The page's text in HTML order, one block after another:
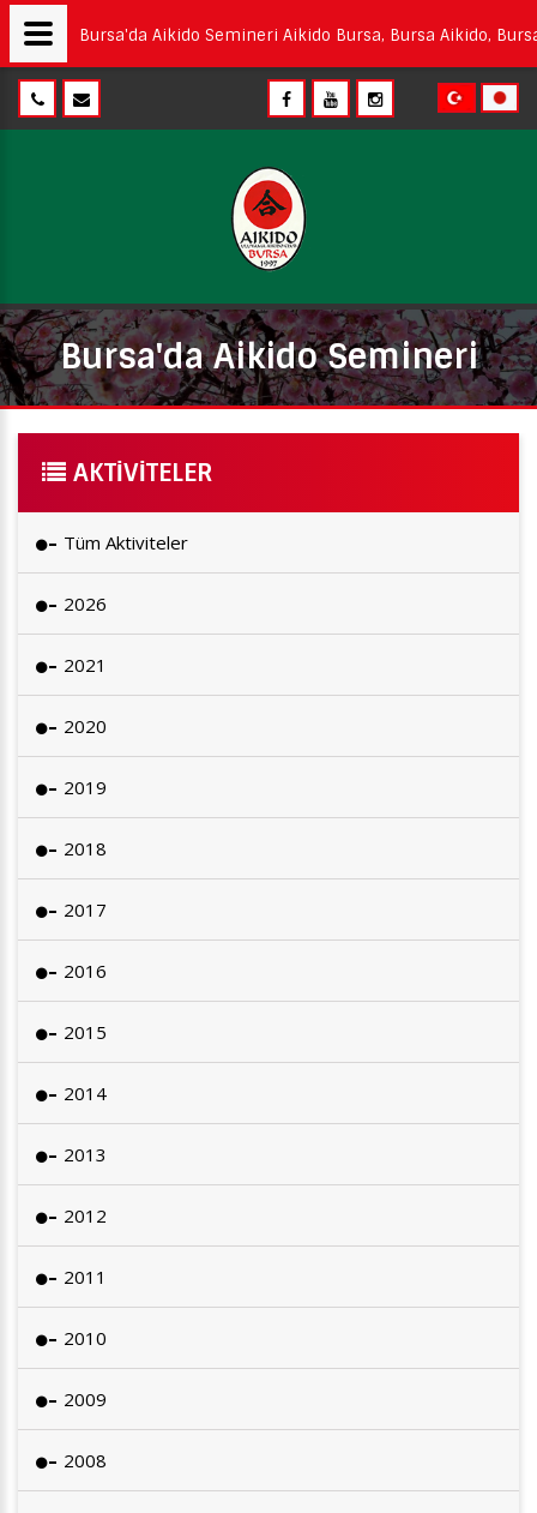
Bursa'da Aikido Semineri
AKTIVITELER
Tüm Aktiviteler
2026
2021
2020
2019
2018
2017
2016
2015
2014
2013
2012
2011
2010
2009
2008
Bursa'da Aikido Semineri Aikido Bursa, Bursa Aikido,